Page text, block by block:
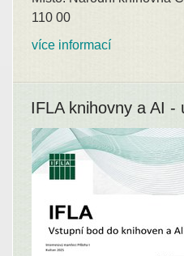
110 00
více informací
IFLA knihovny a AI -